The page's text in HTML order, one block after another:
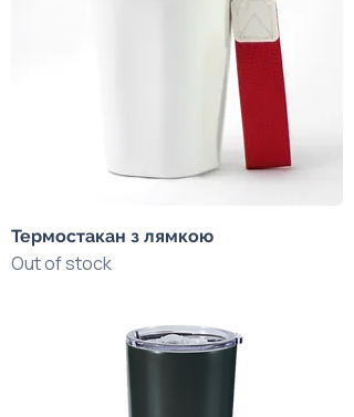
Термостакан з лямкою
Out of stock